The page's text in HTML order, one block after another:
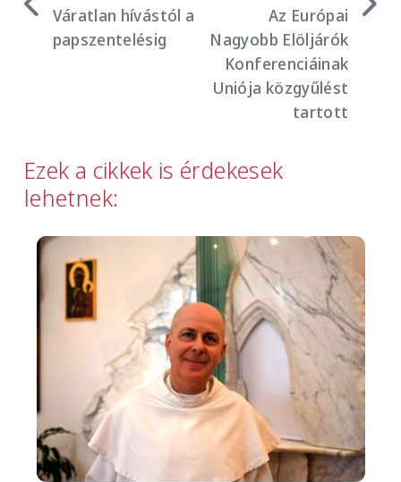
Váratlan hívástól a
papszentelésig
Az Európai
Nagyobb Elöljárók
Konferenciáinak
Uniója közgyűlést
tartott
Ezek a cikkek is érdekesek
lehetnek:
Image